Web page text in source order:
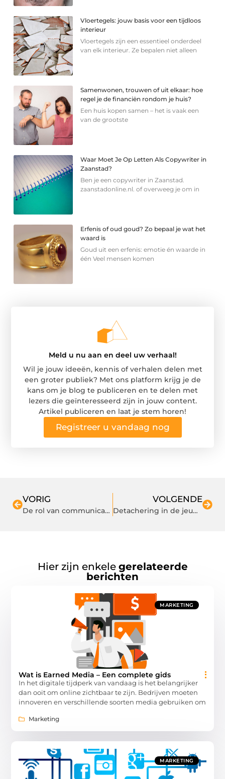
Vloertegels: jouw basis voor een tijdloos
interieur
Vloertegels zijn een essentieel onderdeel
van elk interieur. Ze bepalen niet alleen
Samenwonen, trouwen of uit elkaar: hoe
regel je de financiën rondom je huis?
Een huis kopen samen – het is vaak een
van de grootste
Waar Moet Je Op Letten Als Copywriter in
Zaanstad?
Ben je een copywriter in Zaanstad.
zaanstadonline.nl. of overweeg je om in
Erfenis of oud goud? Zo bepaal je wat het
waard is
Goud uit een erfenis: emotie én waarde in
één Veel mensen komen
Meld u nu aan en deel uw verhaal!
Wil je jouw ideeën, kennis of verhalen delen met
een groter publiek? Met ons platform krijg je de
kans om je blog te publiceren en te delen met
lezers die geïnteresseerd zijn in jouw content.
Artikel publiceren en laat je stem horen!
Registreer u vandaag nog
VORIG
De rol van communicatie in een succesvolle relatie op latere leeftijd
VOLGENDE
Detachering in de jeugdzorg brengt frisse perspectieven en oplossingen
Hier zijn enkele gerelateerde
berichten
MARKETING
Wat is Earned Media – Een complete gids
In het digitale tijdperk van vandaag is het belangrijker
dan ooit om online zichtbaar te zijn. Bedrijven moeten
innoveren en verschillende soorten media gebruiken om
Marketing
MARKETING